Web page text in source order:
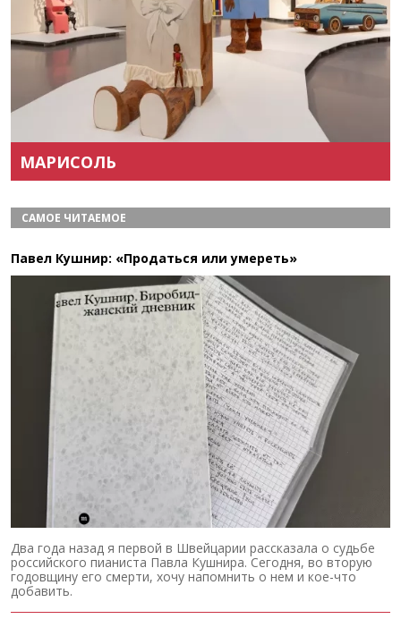
МАРИСОЛЬ
САМОЕ ЧИТАЕМОЕ
Павел Кушнир: «Продаться или умереть»
Два года назад я первой в Швейцарии рассказала о судьбе
российского пианиста Павла Кушнира. Сегодня, во вторую
годовщину его смерти, хочу напомнить о нем и кое-что
добавить.